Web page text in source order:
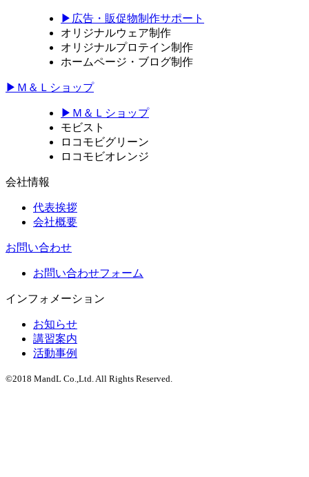
▶広告・販促物制作サポート
オリジナルウェア制作
オリジナルプロテイン制作
ホームページ・ブログ制作
▶Ｍ＆Ｌショップ
▶Ｍ＆Ｌショップ
モビスト
ロコモビグリーン
ロコモビオレンジ
会社情報
代表挨拶
会社概要
お問い合わせ
お問い合わせフォーム
インフォメーション
お知らせ
講習案内
活動事例
©2018 MandL Co.,Ltd. All Rights Reserved.